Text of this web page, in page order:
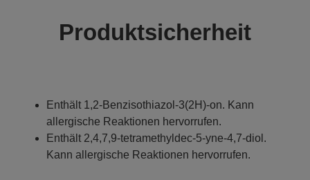
Produktsicherheit
Enthält 1,2-Benzisothiazol-3(2H)-on. Kann
allergische Reaktionen hervorrufen.
Enthält 2,4,7,9-tetramethyldec-5-yne-4,7-diol.
Kann allergische Reaktionen hervorrufen.